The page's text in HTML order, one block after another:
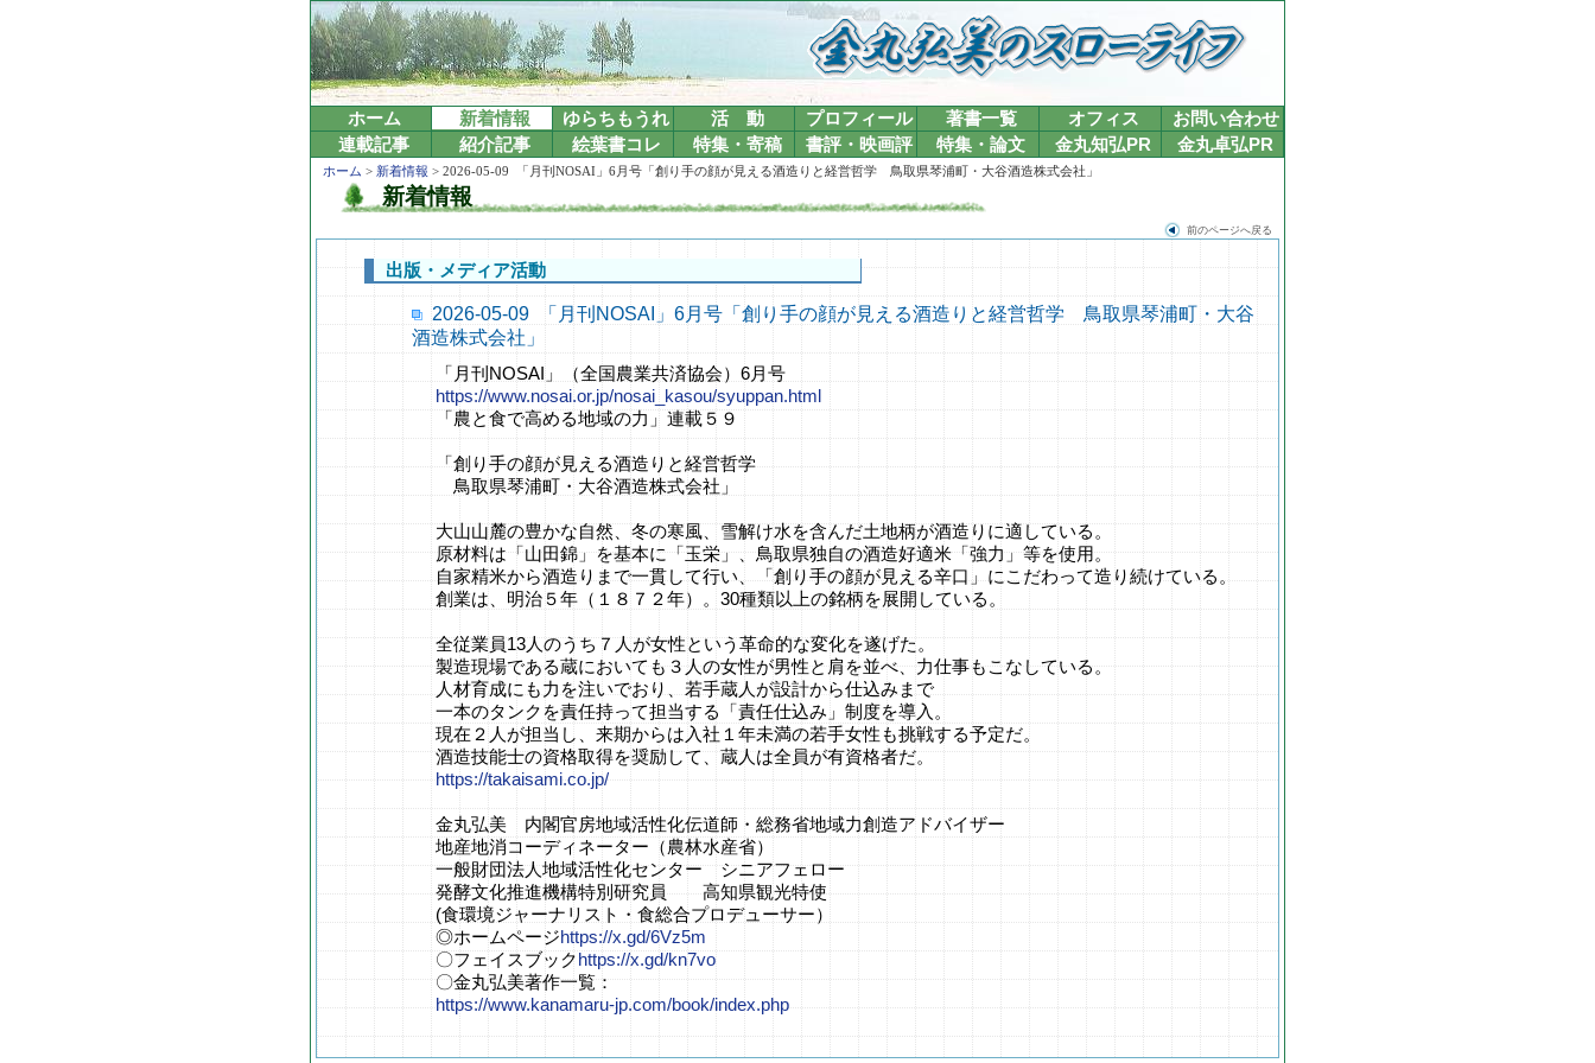
ホーム 新着情報 ゆらちもうれ 活 動 プロフィール 著書一覧 オフィス
お問い合わせ
連載記事
紹介記事 絵葉書コレ 特集・寄稿 書評・映画評 特集・論文 金丸知弘PR 金丸卓弘PR
ホーム > 新着情報 > 2026-05-09 「月刊NOSAI」6月号「創り手の顔が見える酒造りと経営哲学 鳥取県琴浦町・大谷酒造株式会社」
新着情報
前のページへ戻る
出版・メディア活動
2026-05-09 「月刊NOSAI」6月号「創り手の顔が見える酒造りと経営哲学 鳥取県琴浦町・大谷
酒造株式会社」
「月刊NOSAI」（全国農業共済協会）6月号
https://www.nosai.or.jp/nosai_kasou/syuppan.html
「農と食で高める地域の力」連載５９
「創り手の顔が見える酒造りと経営哲学
鳥取県琴浦町・大谷酒造株式会社」
大山山麓の豊かな自然、冬の寒風、雪解け水を含んだ土地柄が酒造りに適している。
原材料は「山田錦」を基本に「玉栄」、鳥取県独自の酒造好適米「強力」等を使用。
自家精米から酒造りまで一貫して行い、「創り手の顔が見える辛口」にこだわって造り続けている。
創業は、明治５年（１８７２年）。30種類以上の銘柄を展開している。
全従業員13人のうち７人が女性という革命的な変化を遂げた。
製造現場である蔵においても３人の女性が男性と肩を並べ、力仕事もこなしている。
人材育成にも力を注いでおり、若手蔵人が設計から仕込みまで
一本のタンクを責任持って担当する「責任仕込み」制度を導入。
現在２人が担当し、来期からは入社１年未満の若手女性も挑戦する予定だ。
酒造技能士の資格取得を奨励して、蔵人は全員が有資格者だ。
https://takaisami.co.jp/
金丸弘美 内閣官房地域活性化伝道師・総務省地域力創造アドバイザー
地産地消コーディネーター（農林水産省）
一般財団法人地域活性化センター シニアフェロー
発酵文化推進機構特別研究員 高知県観光特使
(食環境ジャーナリスト・食総合プロデューサー）
◎ホームページhttps://x.gd/6Vz5m
〇フェイスブック https://x.gd/kn7vo
〇金丸弘美著作一覧：
https://www.kanamaru-jp.com/book/index.php